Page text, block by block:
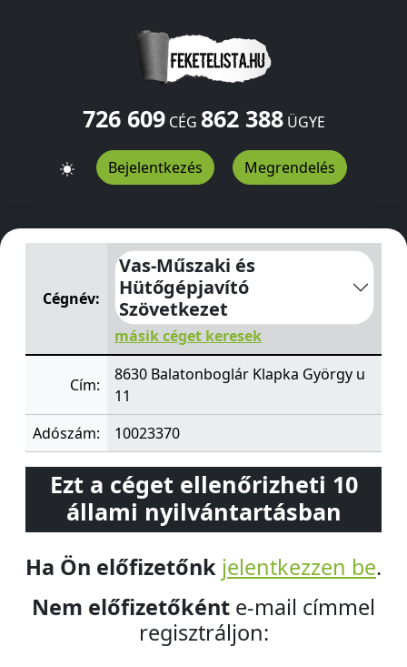
726 609CÉG 862 388ÜGYE
Bejelentkezés Megrendelés
Vas-Műszaki és Hütőgépjavító SzövetkezetKlapka
Cégnév:
Vas-Műszaki és
Hütőgépjavító
Szövetkezet
másik céget keresek
Cím:
8630 Balatonboglár Klapka György u
11
Adószám:
10023370
Ezt a céget ellenőrizheti 10
állami nyilvántartásban
Ha Ön előfizetőnk jelentkezzen be.
Nem előfizetőként e-mail címmel
regisztráljon: